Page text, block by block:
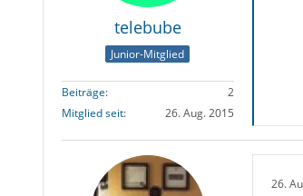
telebube
Junior-Mitglied
Beiträge
2
Mitglied seit
26. Aug. 2015
26.